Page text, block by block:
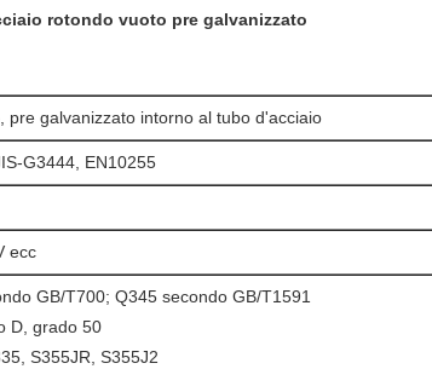
rotondo vuoto pre galvanizzato
pre galvanizzato intorno al tubo d'acciaio
G3444, EN10255
ecc
GB/T700; Q345 secondo GB/T1591
D, grado 50
S355JR, S355J2